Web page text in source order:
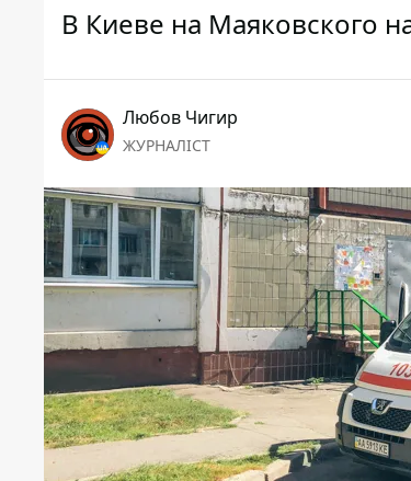
В Киеве на Маяковского
Любов Чигир
ЖУРНАЛІСТ